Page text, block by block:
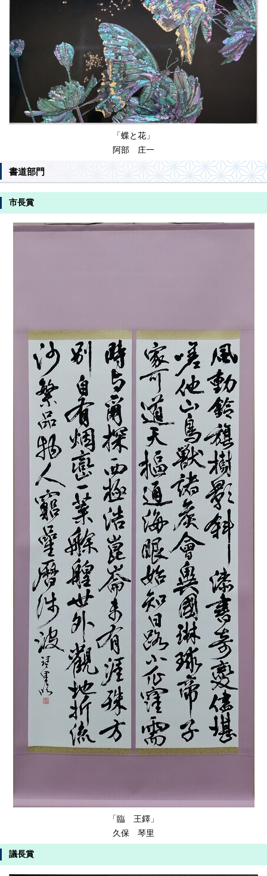
「蝶と花」
阿部 庄一
書道部門
市長賞
「臨 王鐸」
久保 琴里
議長賞